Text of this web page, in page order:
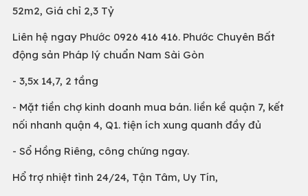
52m2, Giá chỉ 2,3 Tỷ
Liên hệ ngay Phước 0926 416 416. Phước Chuyên Bất
động sản Pháp lý chuẩn Nam Sài Gòn
- 3,5x 14,7, 2 tầng
- Mặt tiền chợ kinh doanh mua bán. liền kề quận 7, kết
nối nhanh quận 4, Q1. tiện ích xung quanh đầy đủ
- Sổ Hồng Riêng, công chứng ngay.
Hổ trợ nhiệt tình 24/24, Tận Tâm, Uy Tín,